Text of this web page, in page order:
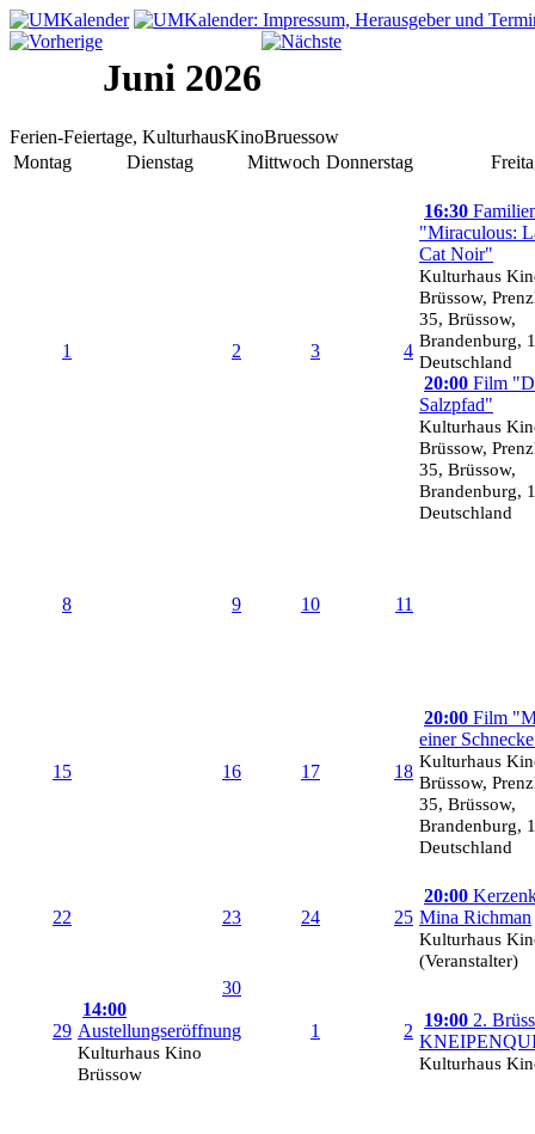
Juni 2026
Ferien-Feiertage, KulturhausKinoBruessow
Montag
Dienstag Mittwoch Donnerstag
1 2 3 4
16:30
"Miraculous:
Cat Noir"
Kulturhaus
Brüssow,
35, Brüssow,
Brandenburg,
Deutschland
20:00 Film
Salzpfad"
Kulturhaus
Brüssow,
35, Brüssow,
Brandenburg,
Deutschland
8 9 10 11
15 16 17 18
20:00 Film
einer
Kulturhaus
Brüssow,
35, Brüssow,
Brandenburg,
Deutschland
22 23 24 25
20:00
Mina Richman
Kulturhaus
(Veranstalter)
29
30
14:00
Austellungseröffnung
Kulturhaus Kino
Brüssow
1 2
19:00 2.
Kulturhaus